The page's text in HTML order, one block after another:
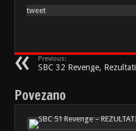
tweet
Previous:
SBC 32 Revenge, Rezultati
Povezano